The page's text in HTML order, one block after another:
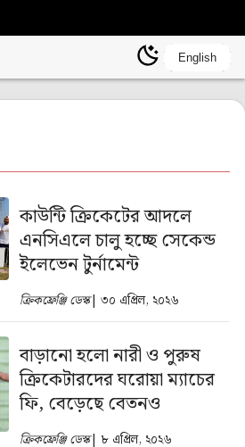
English
কাউন্টি ক্রিকেটের আদলে
এনসিএলে চালু হচ্ছে সেকেন্ড
ইলেভেন টুর্নামেন্ট
ক্রিকফ্রেঞ্জি ডেস্ক| ৩০ এপ্রিল, ২০২৬
বাড়ানো হলো নারী ও পুরুষ
ক্রিকেটারদের ঘরোয়া ম্যাচের
ফি, বেড়েছে বেতনও
ক্রিকফ্রেঞ্জি ডেস্ক| ৮ এপ্রিল, ২০২৬